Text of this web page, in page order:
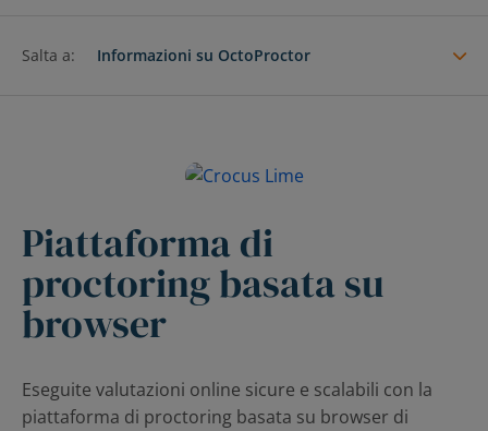
IT
Invia una RFP
Salta a: Informazioni su OctoProctor
Piattaforma di
proctoring basata su
browser
Eseguite valutazioni online sicure e scalabili con la
piattaforma di proctoring basata su browser di